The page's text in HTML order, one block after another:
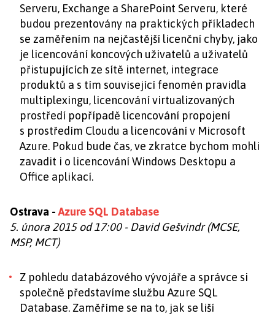
Serveru, Exchange a SharePoint Serveru, které
budou prezentovány na praktických příkladech
se zaměřením na nejčastější licenční chyby, jako
je licencování koncových uživatelů a uživatelů
přistupujících ze sítě internet, integrace
produktů a s tím související fenomén pravidla
multiplexingu, licencování virtualizovaných
prostředí popřípadě licencování propojení
s prostředím Cloudu a licencování v Microsoft
Azure. Pokud bude čas, ve zkratce bychom mohli
zavadit i o licencování Windows Desktopu a
Office aplikací.
Ostrava -Azure SQL Database
5. února 2015 od 17:00 - David Gešvindr (MCSE,
MSP, MCT)
Z pohledu databázového vývojáře a správce si
společně představíme službu Azure SQL
Database. Zaměříme se na to, jak se liší